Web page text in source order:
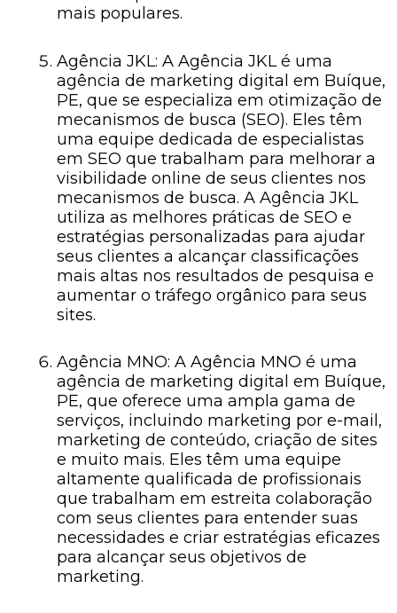
mais populares.
Agência JKL: A Agência JKL é uma
agência de marketing digital em Buíque,
PE, que se especializa em otimização de
mecanismos de busca (SEO). Eles têm
uma equipe dedicada de especialistas
em SEO que trabalham para melhorar a
visibilidade online de seus clientes nos
mecanismos de busca. A Agência JKL
utiliza as melhores práticas de SEO e
estratégias personalizadas para ajudar
seus clientes a alcançar classificações
mais altas nos resultados de pesquisa e
aumentar o tráfego orgânico para seus
sites.
Agência MNO: A Agência MNO é uma
agência de marketing digital em Buíque,
PE, que oferece uma ampla gama de
serviços, incluindo marketing por e-mail,
marketing de conteúdo, criação de sites
e muito mais. Eles têm uma equipe
altamente qualificada de profissionais
que trabalham em estreita colaboração
com seus clientes para entender suas
necessidades e criar estratégias eficazes
para alcançar seus objetivos de
marketing.